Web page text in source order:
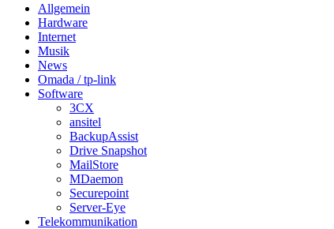
Allgemein
Hardware
Internet
Musik
News
Omada / tp-link
Software
3CX
ansitel
BackupAssist
Drive Snapshot
MailStore
MDaemon
Securepoint
Server-Eye
Telekommunikation